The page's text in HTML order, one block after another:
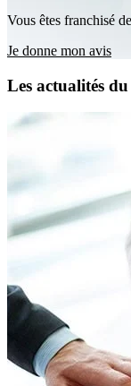
Vous êtes franchisé
Je donne mon avis
Les actualités